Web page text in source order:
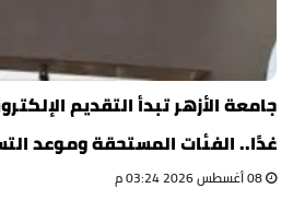
جامعة الأزهر تبدأ التقديم
غدًا.. الفئات المستحقة وموعد